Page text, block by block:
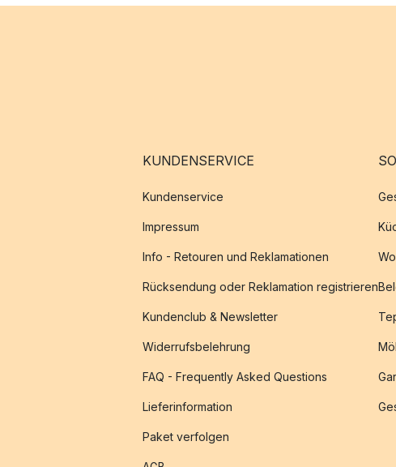
KUNDENSERVICE
Kundenservice
Impressum
Info - Retouren und Reklamationen
Rücksendung oder Reklamation registrieren
Kundenclub & Newsletter
Widerrufsbelehrung
FAQ - Frequently Asked Questions
Lieferinformation
Paket verfolgen